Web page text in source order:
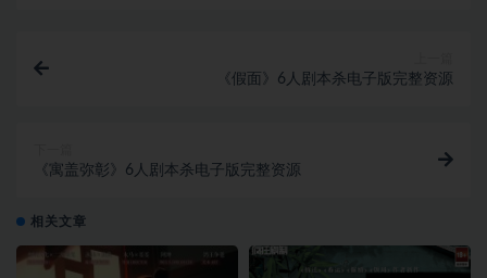
《假面》6人剧本杀电子版完整资源
《寓盖弥彰》6人剧本杀电子版完整资源
相关文章